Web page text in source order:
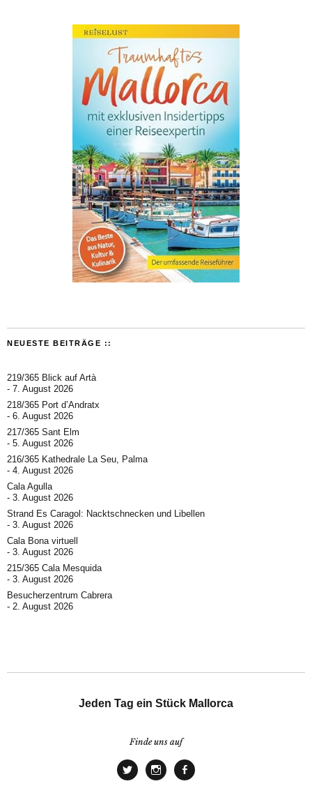
NEUESTE BEITRÄGE ::
219/365 Blick auf Artà
7. August 2026
218/365 Port d’Andratx
6. August 2026
217/365 Sant Elm
5. August 2026
216/365 Kathedrale La Seu, Palma
4. August 2026
Cala Agulla
3. August 2026
Strand Es Caragol: Nacktschnecken und Libellen
3. August 2026
Cala Bona virtuell
3. August 2026
215/365 Cala Mesquida
3. August 2026
Besucherzentrum Cabrera
2. August 2026
Jeden Tag ein Stück Mallorca
Finde uns auf